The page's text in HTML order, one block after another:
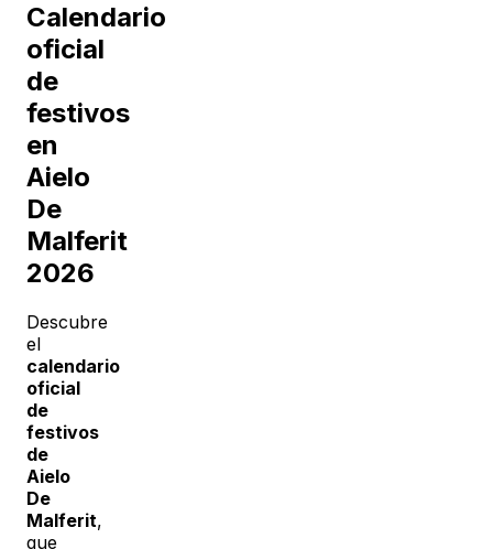
Calendario
oficial
de
festivos
en
Aielo
De
Malferit
2026
Descubre
el
calendario
oficial
de
festivos
de
Aielo
De
Malferit,
que